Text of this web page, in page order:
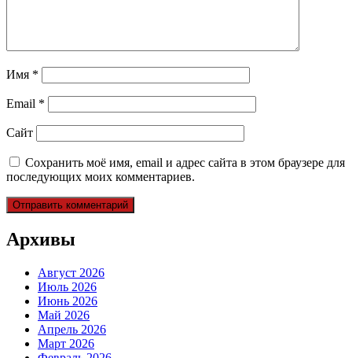
Имя *
Email *
Сайт
Сохранить моё имя, email и адрес сайта в этом браузере для
последующих моих комментариев.
Архивы
Август 2026
Июль 2026
Июнь 2026
Май 2026
Апрель 2026
Март 2026